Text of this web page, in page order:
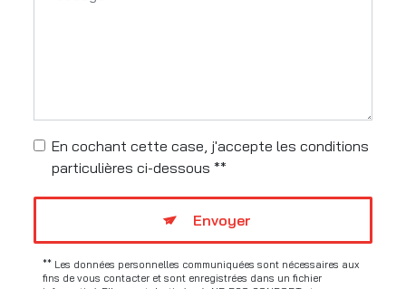
En cochant cette case, j'accepte les conditions
particulières ci-dessous **
Envoyer
** Les données personnelles communiquées sont nécessaires aux
fins de vous contacter et sont enregistrées dans un fichier